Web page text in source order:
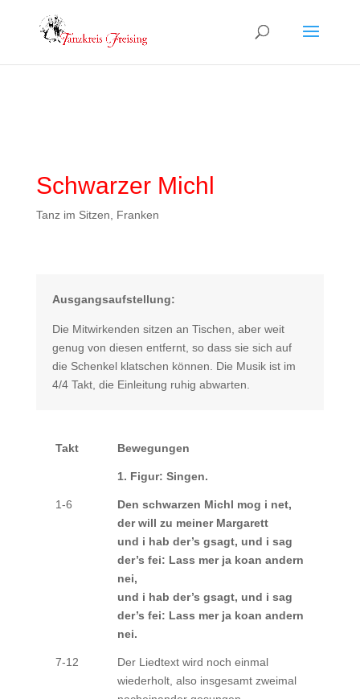
Schwarzer Michl
Tanz im Sitzen, Franken
Ausgangsaufstellung:
Die Mitwirkenden sitzen an Tischen, aber weit
genug von diesen entfernt, so dass sie sich auf
die Schenkel klatschen können. Die Musik ist im
4/4 Takt, die Einleitung ruhig abwarten.
Takt Bewegungen
1. Figur: Singen.
1-6
Den schwarzen Michl mog i net,
der will zu meiner Margarett
und i hab der’s gsagt, und i sag
der’s fei: Lass mer ja koan andern
nei,
und i hab der’s gsagt, und i sag
der’s fei: Lass mer ja koan andern
nei.
7-12
Der Liedtext wird noch einmal
wiederholt, also insgesamt zweimal